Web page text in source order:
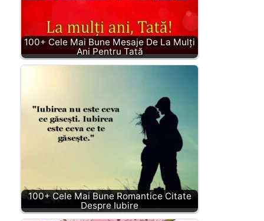
100+ Cele Mai Bune Mesaje De La Mulți
Ani Pentru Tată
100+ Cele Mai Bune Romantice Citate
Despre Iubire